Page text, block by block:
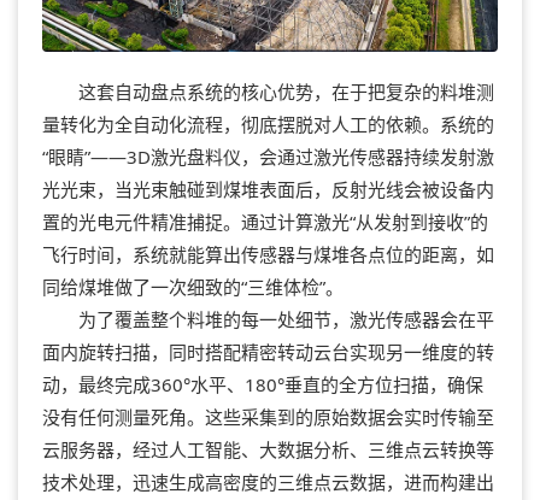
这套自动盘点系统的核心优势，在于把复杂的料堆测
量转化为全自动化流程，彻底摆脱对人工的依赖。系统的
“眼睛”——3D激光盘料仪，会通过激光传感器持续发射激
光光束，当光束触碰到煤堆表面后，反射光线会被设备内
置的光电元件精准捕捉。通过计算激光“从发射到接收”的
飞行时间，系统就能算出传感器与煤堆各点位的距离，如
同给煤堆做了一次细致的“三维体检”。
为了覆盖整个料堆的每一处细节，激光传感器会在平
面内旋转扫描，同时搭配精密转动云台实现另一维度的转
动，最终完成360°水平、180°垂直的全方位扫描，确保
没有任何测量死角。这些采集到的原始数据会实时传输至
云服务器，经过人工智能、大数据分析、三维点云转换等
技术处理，迅速生成高密度的三维点云数据，进而构建出